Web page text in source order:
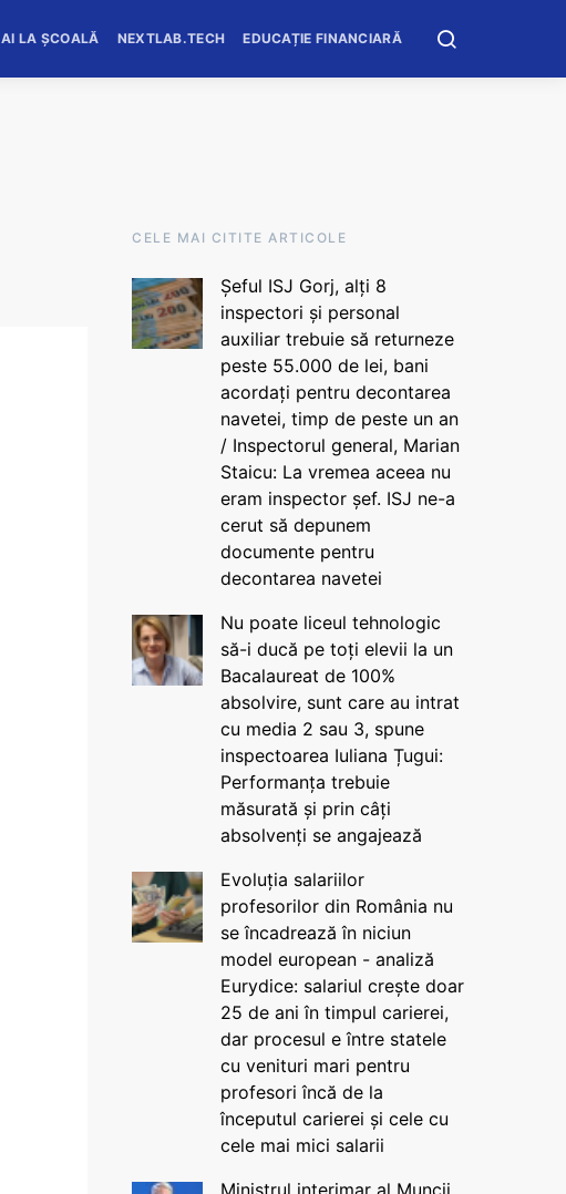
AI LA ȘCOALĂ NEXTLAB.TECH EDUCAȚIE FINANCIARĂ
CELE MAI CITITE ARTICOLE
Șeful ISJ Gorj, alți 8
inspectori și personal
auxiliar trebuie să returneze
peste 55.000 de lei, bani
acordați pentru decontarea
navetei, timp de peste un an
/ Inspectorul general, Marian
Staicu: La vremea aceea nu
eram inspector șef. ISJ ne-a
cerut să depunem
documente pentru
decontarea navetei
Nu poate liceul tehnologic
să-i ducă pe toți elevii la un
Bacalaureat de 100%
absolvire, sunt care au intrat
cu media 2 sau 3, spune
inspectoarea Iuliana Țugui:
Performanța trebuie
măsurată și prin câți
absolvenți se angajează
Evoluția salariilor
profesorilor din România nu
se încadrează în niciun
model european - analiză
Eurydice: salariul crește doar
25 de ani în timpul carierei,
dar procesul e între statele
cu venituri mari pentru
profesori încă de la
începutul carierei și cele cu
cele mai mici salarii
Ministrul interimar al Muncii